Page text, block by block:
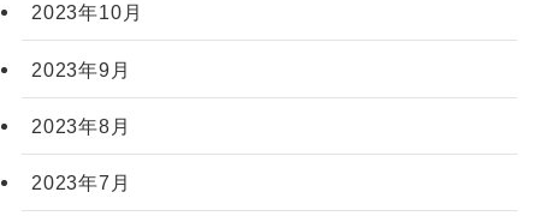
2023年10月
2023年9月
2023年8月
2023年7月